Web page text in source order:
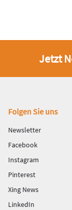
Jetzt
Fußbereich
Folgen Sie uns
Newsletter
Facebook
Instagram
Pinterest
Xing News
LinkedIn